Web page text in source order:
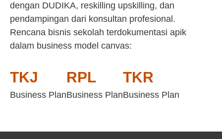
dengan DUDIKA, reskilling upskilling, dan
pendampingan dari konsultan profesional.
Rencana bisnis sekolah terdokumentasi apik
dalam business model canvas:
TKJ
Business Plan
RPL
Business Plan
TKR
Business Plan